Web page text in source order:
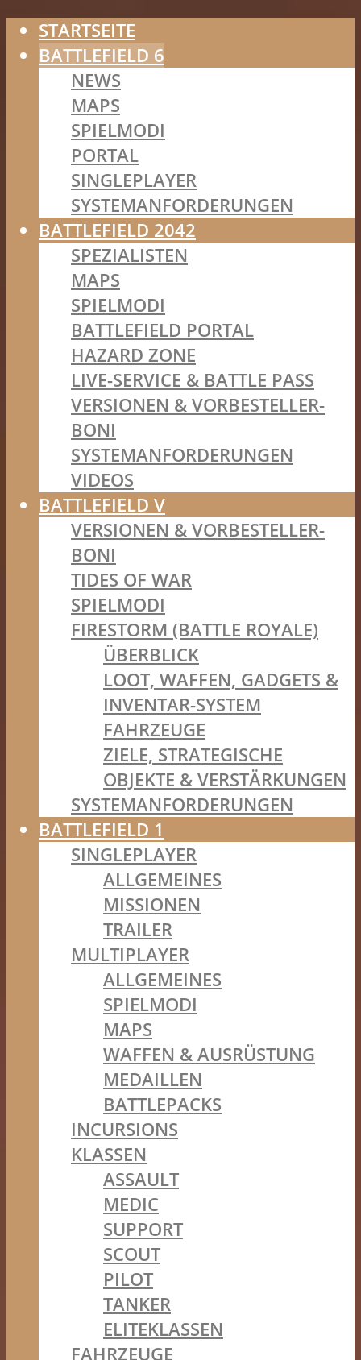
STARTSEITE
BATTLEFIELD 6
NEWS
MAPS
SPIELMODI
PORTAL
SINGLEPLAYER
SYSTEMANFORDERUNGEN
BATTLEFIELD 2042
SPEZIALISTEN
MAPS
SPIELMODI
BATTLEFIELD PORTAL
HAZARD ZONE
LIVE-SERVICE & BATTLE PASS
VERSIONEN & VORBESTELLER-
BONI
SYSTEMANFORDERUNGEN
VIDEOS
BATTLEFIELD V
VERSIONEN & VORBESTELLER-
BONI
TIDES OF WAR
SPIELMODI
FIRESTORM (BATTLE ROYALE)
ÜBERBLICK
LOOT, WAFFEN, GADGETS &
INVENTAR-SYSTEM
FAHRZEUGE
ZIELE, STRATEGISCHE
OBJEKTE & VERSTÄRKUNGEN
SYSTEMANFORDERUNGEN
BATTLEFIELD 1
SINGLEPLAYER
ALLGEMEINES
MISSIONEN
TRAILER
MULTIPLAYER
ALLGEMEINES
SPIELMODI
MAPS
WAFFEN & AUSRÜSTUNG
MEDAILLEN
BATTLEPACKS
INCURSIONS
KLASSEN
ASSAULT
MEDIC
SUPPORT
SCOUT
PILOT
TANKER
ELITEKLASSEN
FAHRZEUGE